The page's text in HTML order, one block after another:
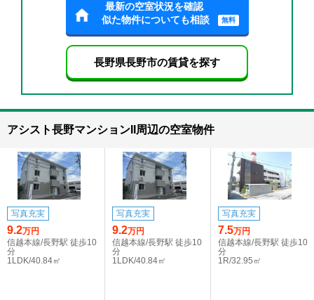
最新の空室状況を確認
似た物件についても相談
無料
長野県長野市の賃貸を探す
アシスト長野マンションII周辺の空室物件
写真充実
9.2万円
信越本線/長野駅 徒歩10
分
1LDK/40.84㎡
写真充実
9.2万円
信越本線/長野駅 徒歩10
分
1LDK/40.84㎡
写真充実
7.5万円
信越本線/長野駅 徒歩10
分
1R/32.95㎡